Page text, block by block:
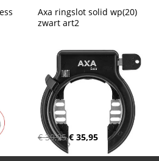
Axa ringslot solid wp(20)
zwart art2
€ 39,95 € 35,95